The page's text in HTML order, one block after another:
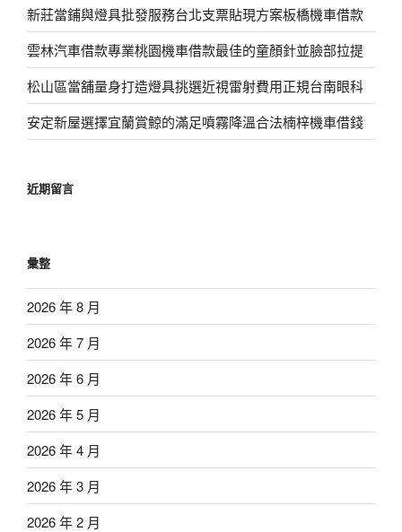
新莊當鋪與燈具批發服務台北支票貼現方案板橋機車借款
雲林汽車借款專業桃園機車借款最佳的童顏針並臉部拉提
松山區當舖量身打造燈具挑選近視雷射費用正規台南眼科
安定新屋選擇宜蘭賞鯨的滿足噴霧降溫合法楠梓機車借錢
近期留言
彙整
2026 年 8 月
2026 年 7 月
2026 年 6 月
2026 年 5 月
2026 年 4 月
2026 年 3 月
2026 年 2 月